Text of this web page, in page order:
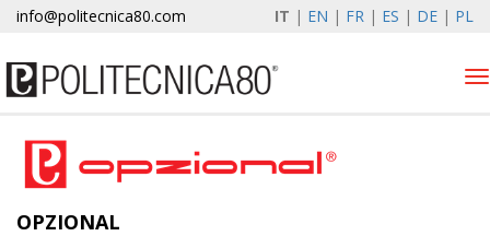
info@politecnica80.com IT | EN | FR | ES | DE | PL
OPZIONAL